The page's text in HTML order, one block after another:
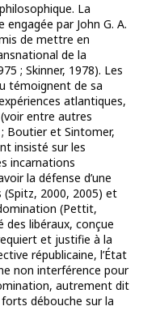
La
par John G. A.
de mettre en
de la
; Skinner, 1978). Les
témoignent de sa
atlantiques,
entre autres
Boutier et Sintomer,
insisté sur les
incarnations
la défense d’une
2000, 2005) et
(Pettit,
des libéraux, conçue
et justifie à la
républicaine, l’État
non interférence pour
autrement dit
débouche sur la